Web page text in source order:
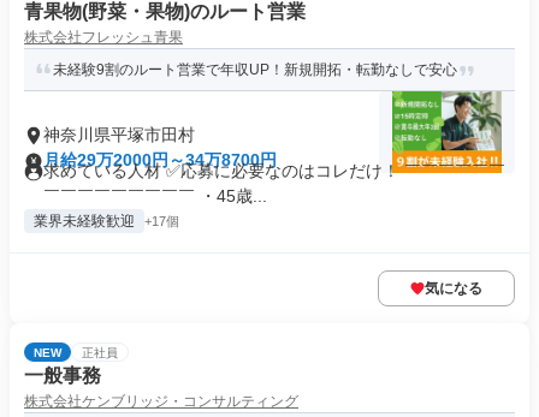
青果物(野菜・果物)のルート営業
株式会社フレッシュ青果
未経験9割のルート営業で年収UP！新規開拓・転勤なしで安心
神奈川県平塚市田村
月給29万2000円～34万8700円
求めている人材 ✅応募に必要なのはコレだけ！ ￣￣￣￣￣￣
￣￣￣￣￣￣￣￣￣ ・45歳...
業界未経験歓迎 +17個
気になる
NEW 正社員
一般事務
株式会社ケンブリッジ・コンサルティング